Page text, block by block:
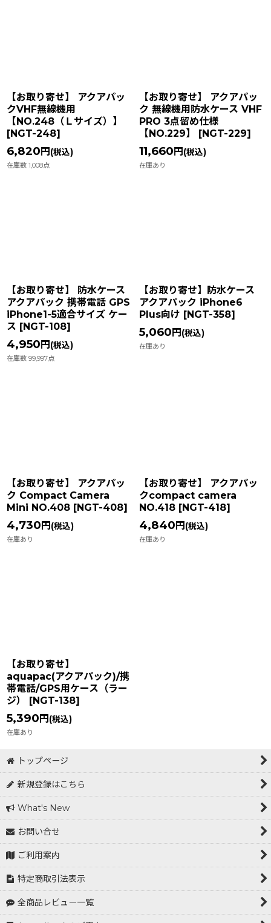
【お取り寄せ】 アクアパッ
クVHF無線機用
【NO.248（Ｌサイズ）】
[NGT-248]
6,820 円 (税込)
在庫数 1,008点
【お取り寄せ】 アクアパッ
ク 無線機用防水ケース VHF
PRO 3点留め仕様
【NO.229】
[NGT-229]
11,660 円 (税込)
在庫あり
【お取り寄せ】 防水ケース
アクアパック 携帯電話 GPS
iPhone1-5適合サイズ ケー
ス [NGT-108]
4,950 円 (税込)
在庫数 99,997点
【お取り寄せ】防水ケース
アクアパック iPhone6
Plus向け [NGT-358]
5,060 円 (税込)
在庫あり
【お取り寄せ】 アクアパッ
ク Compact Camera
Mini NO.408 [NGT-408]
4,730 円 (税込)
在庫あり
【お取り寄せ】 アクアパッ
クcompact camera
NO.418 [NGT-418]
4,840 円 (税込)
在庫あり
【お取り寄せ】
aquapac(アクアパック)/携
帯電話/GPS用ケース（ラー
ジ）
[NGT-138]
5,390 円 (税込)
在庫あり
トップページ
新規登録はこちら
What's New
お問い合せ
ご利用案内
特定商取引法表示
全商品レビュー一覧